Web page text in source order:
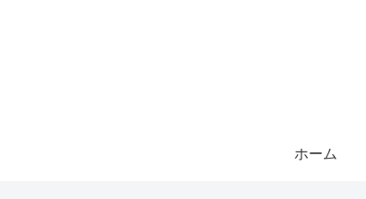
ホーム